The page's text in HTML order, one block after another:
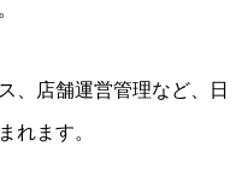
、店舗運営管理など、日
れます。